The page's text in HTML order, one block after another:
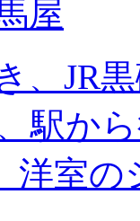
屋
、JR
駅か
室の